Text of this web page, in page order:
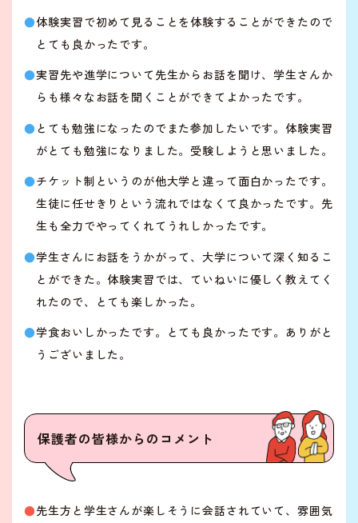
体験実習で初めて見ることを体験することができたので
とても良かったです。
実習先や進学について先生からお話を聞け、学生さんか
らも様々なお話を聞くことができてよかったです。
とても勉強になったのでまた参加したいです。体験実習
がとても勉強になりました。受験しようと思いました。
チケット制というのが他大学と違って面白かったです。
生徒に任せきりという流れではなくて良かったです。先
生も全力でやってくれてうれしかったです。
学生さんにお話をうかがって、大学について深く知るこ
とができた。体験実習では、ていねいに優しく教えてく
れたので、とても楽しかった。
学食おいしかったです。とても良かったです。ありがと
うございました。
保護者の皆様からのコメント
先生方と学生さんが楽しそうに会話されていて、雰囲気